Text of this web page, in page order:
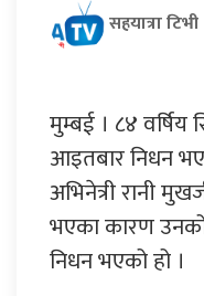
सहयात्रा टिभी
मुम्बई । ८४ वर्षिय
आइतबार निधन
अभिनेत्री रानी
भएका कारण उनको
निधन भएको हो ।